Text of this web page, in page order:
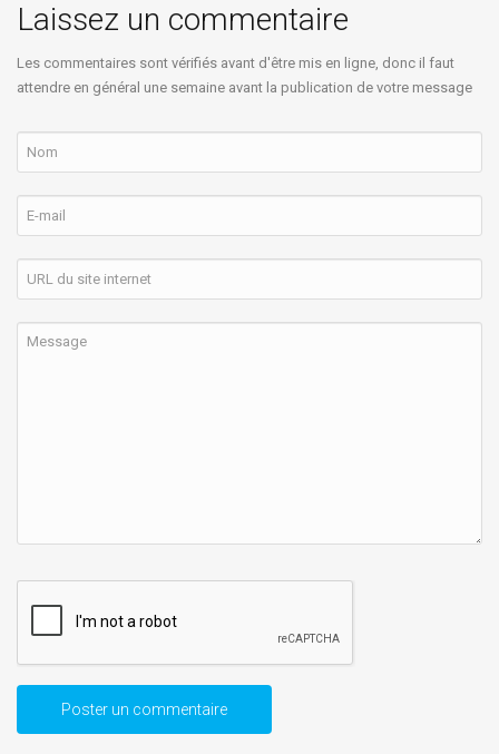
Laissez un commentaire
Les commentaires sont vérifiés avant d'être mis en ligne, donc il faut
attendre en général une semaine avant la publication de votre message